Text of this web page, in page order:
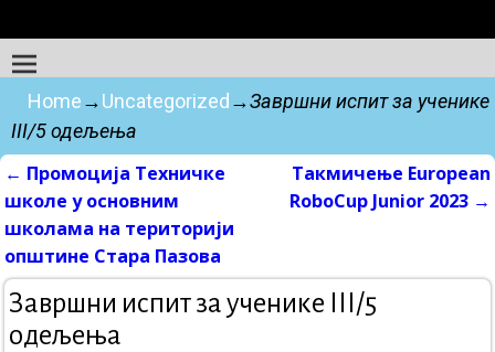
Home→Uncategorized →Завршни испит за ученике
III/5 одељења
Post navigation
← Промоција Техничке
школе у основним
школама на територији
општине Стара Пазова
Такмичење European
RoboCup Junior 2023 →
Завршни испит за ученике III/5
одељења